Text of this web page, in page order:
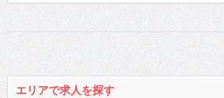
エリアで求人を探す